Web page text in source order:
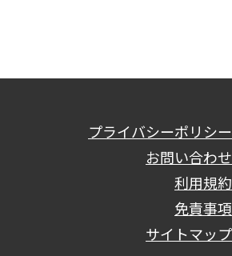
プライバシーポリシー
お問い合わせ
利用規約
免責事項
サイトマップ